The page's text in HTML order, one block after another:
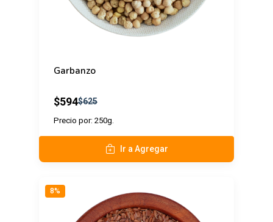
Garbanzo
$594$625
Precio por: 250g.
Ir a Agregar
8%